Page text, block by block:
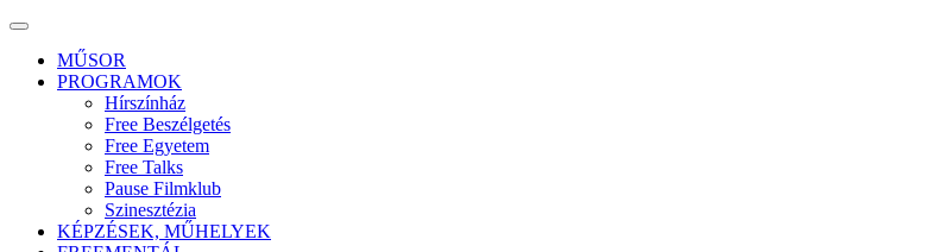
Skip
contentMŰSOR
PROGRAMOK
Hírszínház
Free Beszélgetés
Free Egyetem
Free Talks
Pause Filmklub
Szinesztézia
KÉPZÉSEK, MŰHELYEK